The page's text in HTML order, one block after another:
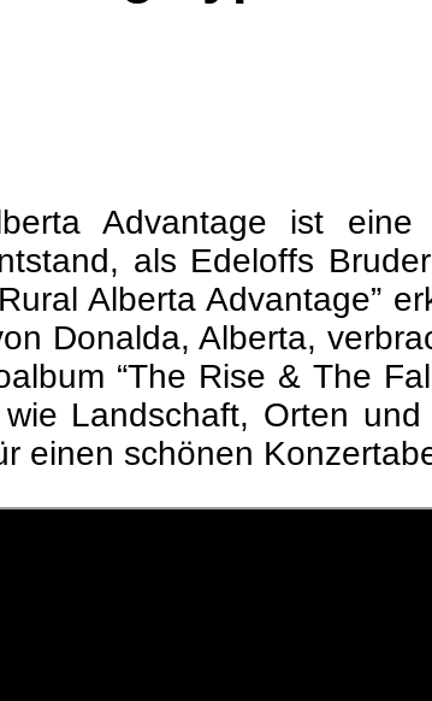
Advantage ist
als Edeloffs
Alberta Advantage”
Donalda, Alberta,
“The Rise & The
Landschaft, Orten
einen schönen